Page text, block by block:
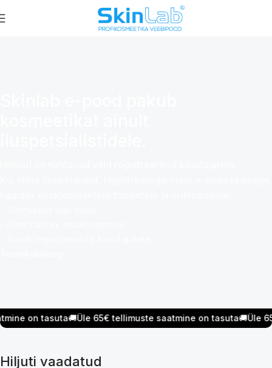
on tasuta🚚Üle 65€ tellimuste saatmine on tasuta🚚Üle 65€
Hiljuti vaadatud